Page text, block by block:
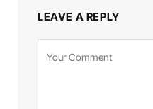
LEAVE A REPLY